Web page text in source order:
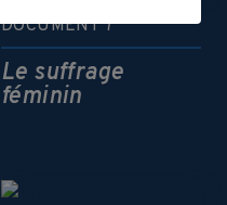
DOCUMENT 7
Le suffrage
féminin